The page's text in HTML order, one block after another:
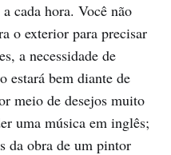
cada hora. Você não
o exterior para precisar
a necessidade de
estará bem diante de
meio de desejos muito
uma música em inglês;
da obra de um pintor